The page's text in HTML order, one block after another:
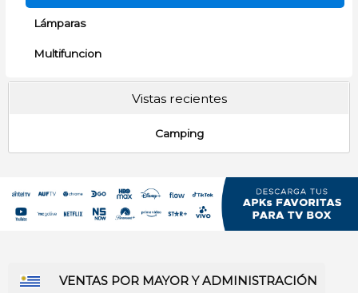
Lámparas
Multifuncion
Vistas recientes
Camping
VENTAS POR MAYOR Y ADMINISTRACIÓN